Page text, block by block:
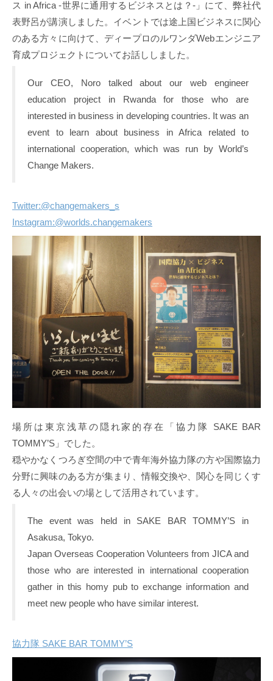
ス in Africa -世界に通用するビジネスとは？-」にて、弊社代
表野呂が講演しました。イベントでは途上国ビジネスに関心
のある方々に向けて、ディープロのルワンダWebエンジニア
育成プロジェクトについてお話ししました。
Our CEO, Noro talked about our web engineer
education project in Rwanda for those who are
interested in business in developing countries. It was an
event to learn about business in Africa related to
international cooperation, which was run by World’s
Change Makers.
Twitter:@changemakers_s
Instagram:@worlds.changemakers
場所は東京浅草の隠れ家的存在「協力隊 SAKE BAR
TOMMY’S」でした。
穏やかなくつろぎ空間の中で青年海外協力隊の方や国際協力
分野に興味のある方が集まり、情報交換や、関心を同じくす
る人々の出会いの場として活用されています。
The event was held in SAKE BAR TOMMY’S in
Asakusa, Tokyo.
Japan Overseas Cooperation Volunteers from JICA and
those who are interested in international cooperation
gather in this homy pub to exchange information and
meet new people who have similar interest.
協力隊 SAKE BAR TOMMY’S